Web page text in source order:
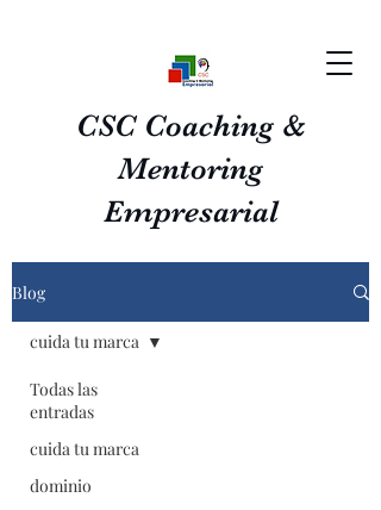
CSC Coaching &
Mentoring
Empresarial
Blog
Todas las
entradas
cuida tu marca
dominio
cuida tu marca